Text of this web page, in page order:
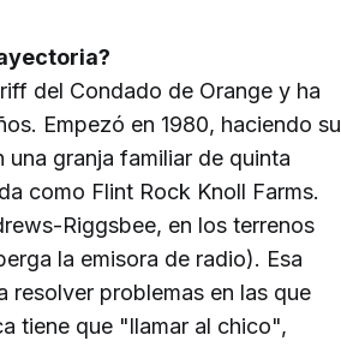
del Condado de Orange y ha
Empezó en 1980, haciendo su
una granja familiar de quinta
como Flint Rock Knoll Farms.
Riggsbee, en los terrenos
la emisora de radio). Esa
resolver problemas en las que
tiene que "llamar al chico",